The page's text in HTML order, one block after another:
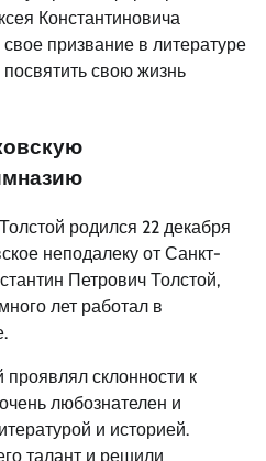
Константиновича
призвание в литературе
свою жизнь
родился 22 декабря
неподалеку от Санкт-
Петрович Толстой,
лет работал в
склонности к
любознателен и
и историей.
талант и решили